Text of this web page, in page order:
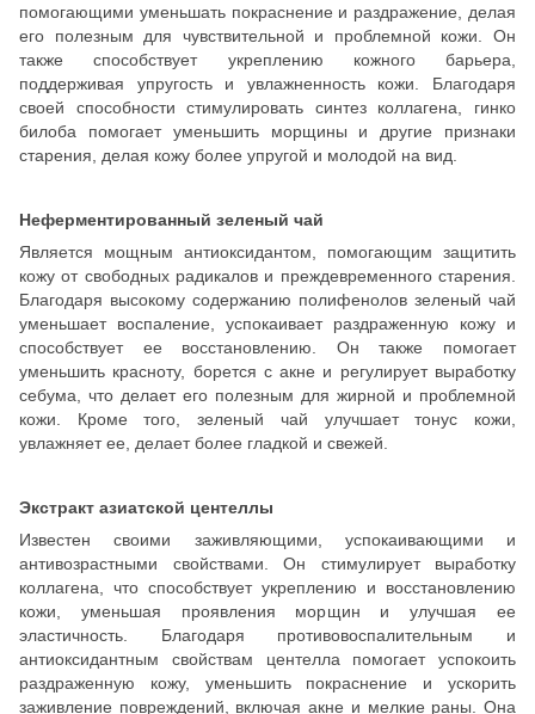
помогающими уменьшать покраснение и раздражение, делая
его полезным для чувствительной и проблемной кожи. Он
также способствует укреплению кожного барьера,
поддерживая упругость и увлажненность кожи. Благодаря
своей способности стимулировать синтез коллагена, гинко
билоба помогает уменьшить морщины и другие признаки
старения, делая кожу более упругой и молодой на вид.
Неферментированный зеленый чай
Является мощным антиоксидантом, помогающим защитить
кожу от свободных радикалов и преждевременного старения.
Благодаря высокому содержанию полифенолов зеленый чай
уменьшает воспаление, успокаивает раздраженную кожу и
способствует ее восстановлению. Он также помогает
уменьшить красноту, борется с акне и регулирует выработку
себума, что делает его полезным для жирной и проблемной
кожи. Кроме того, зеленый чай улучшает тонус кожи,
увлажняет ее, делает более гладкой и свежей.
Экстракт азиатской центеллы
Известен своими заживляющими, успокаивающими и
антивозрастными свойствами. Он стимулирует выработку
коллагена, что способствует укреплению и восстановлению
кожи, уменьшая проявления морщин и улучшая ее
эластичность. Благодаря противовоспалительным и
антиоксидантным свойствам центелла помогает успокоить
раздраженную кожу, уменьшить покраснение и ускорить
заживление повреждений, включая акне и мелкие раны. Она